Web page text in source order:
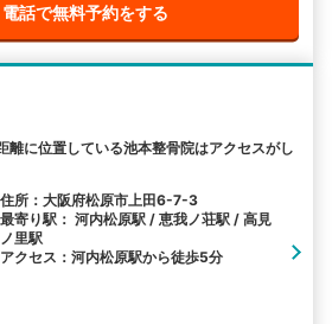
電話で無料予約をする
離に位置している池本整骨院はアクセスがし
住所：大阪府松原市上田6-7-3
最寄り駅： 河内松原駅 / 恵我ノ荘駅 / 高見
ノ里駅
アクセス：河内松原駅から徒歩5分